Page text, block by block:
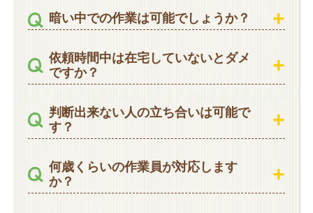
暗い中での作業は可能でしょうか？
依頼時間中は在宅していないとダメ
ですか？
判断出来ない人の立ち合いは可能で
す？
何歳くらいの作業員が対応します
か？